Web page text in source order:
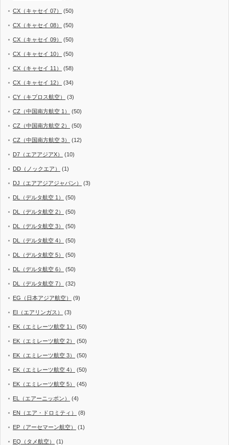
CX（キャセイ 07） (50)
CX（キャセイ 08） (50)
CX（キャセイ 09） (50)
CX（キャセイ 10） (50)
CX（キャセイ 11） (58)
CX（キャセイ 12） (34)
CY（キプロス航空） (3)
CZ（中国南方航空 1） (50)
CZ（中国南方航空 2） (50)
CZ（中国南方航空 3） (12)
D7（エアアジアX） (10)
DD（ノックエア） (1)
DJ（エアアジアジャパン） (3)
DL（デルタ航空 1） (50)
DL（デルタ航空 2） (50)
DL（デルタ航空 3） (50)
DL（デルタ航空 4） (50)
DL（デルタ航空 5） (50)
DL（デルタ航空 6） (50)
DL（デルタ航空 7） (32)
EG（日本アジア航空） (9)
EI（エアリンガス） (3)
EK（エミレーツ航空 1） (50)
EK（エミレーツ航空 2） (50)
EK（エミレーツ航空 3） (50)
EK（エミレーツ航空 4） (50)
EK（エミレーツ航空 5） (45)
EL（エアーニッポン） (4)
EN（エア・ドロミティ） (8)
EP（アーセマーン航空） (1)
EQ（タメ航空） (1)